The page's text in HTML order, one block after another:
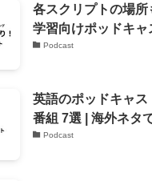
各スクリプトの場所
学習向けポッドキャ
Podcast
英語のポッドキャス
番組 7選 | 海外ネタ
Podcast